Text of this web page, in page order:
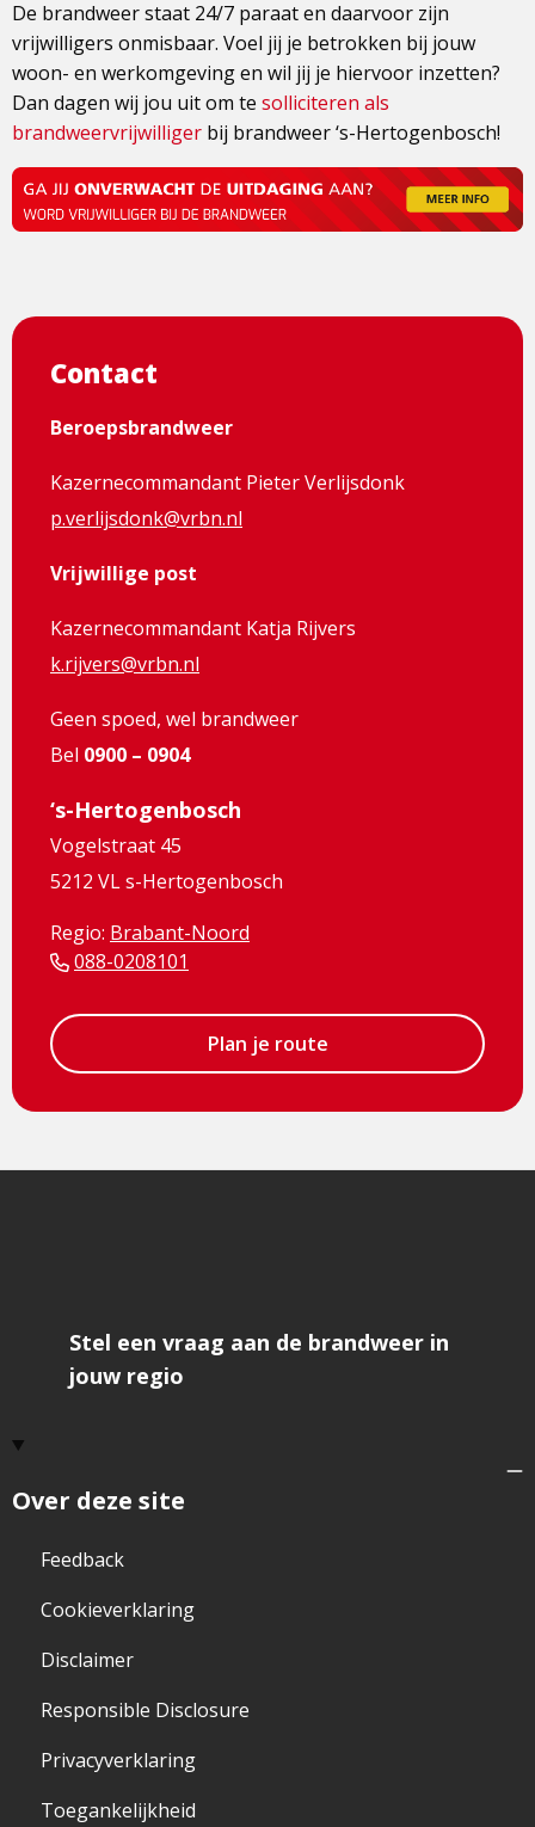
De brandweer staat 24/7 paraat en daarvoor zijn
vrijwilligers onmisbaar. Voel jij je betrokken bij jouw
woon- en werkomgeving en wil jij je hiervoor inzetten?
Dan dagen wij jou uit om te solliciteren als
brandweervrijwilliger bij brandweer ‘s-Hertogenbosch!
Contact
Beroepsbrandweer
Kazernecommandant Pieter Verlijsdonk
p.verlijsdonk@vrbn.nl
Vrijwillige post
Kazernecommandant Katja Rijvers
k.rijvers@vrbn.nl
Geen spoed, wel brandweer
Bel 0900 – 0904
‘s-Hertogenbosch
Vogelstraat 45
5212 VL s-Hertogenbosch
Regio: Brabant-Noord
088-0208101
Plan je route
Over deze site
Feedback
Cookieverklaring
Disclaimer
Responsible Disclosure
Privacyverklaring
Toegankelijkheid
Stel een vraag aan de brandweer in
jouw regio